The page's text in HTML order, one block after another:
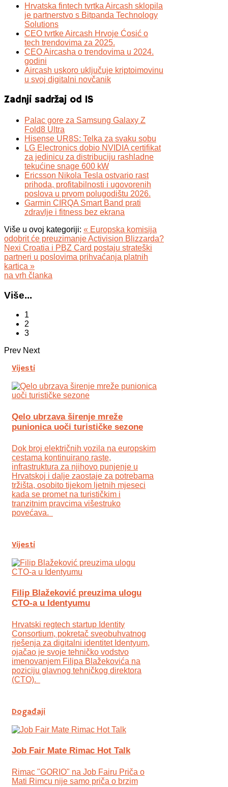
Hrvatska fintech tvrtka Aircash sklopila
je partnerstvo s Bitpanda Technology
Solutions
CEO tvrtke Aircash Hrvoje Ćosić o
tech trendovima za 2025.
CEO Aircasha o trendovima u 2024.
godini
Aircash uskoro uključuje kriptoimovinu
u svoj digitalni novčanik
Zadnji sadržaj od IS
Palac gore za Samsung Galaxy Z
Fold8 Ultra
Hisense UR8S: Telka za svaku sobu
LG Electronics dobio NVIDIA certifikat
za jedinicu za distribuciju rashladne
tekućine snage 600 kW
Ericsson Nikola Tesla ostvario rast
prihoda, profitabilnosti i ugovorenih
poslova u prvom polugodištu 2026.
Garmin CIRQA Smart Band prati
zdravlje i fitness bez ekrana
Više u ovoj kategoriji: « Europska komisija
odobrit će preuzimanje Activision Blizzarda?
Nexi Croatia i PBZ Card postaju strateški
partneri u poslovima prihvaćanja platnih
kartica »
na vrh članka
Više...
1
2
3
Prev Next
Vijesti
Qelo ubrzava širenje mreže
punionica uoči turističke sezone
Dok broj električnih vozila na europskim
cestama kontinuirano raste,
infrastruktura za njihovo punjenje u
Hrvatskoj i dalje zaostaje za potrebama
tržišta, osobito tijekom ljetnih mjeseci
kada se promet na turističkim i
tranzitnim pravcima višestruko
povećava.
Vijesti
Filip Blažeković preuzima ulogu
CTO-a u Identyumu
Hrvatski regtech startup Identity
Consortium, pokretač sveobuhvatnog
rješenja za digitalni identitet Identyum,
ojаčao je svoje tehničko vodstvo
imenovanjem Filipa Blažekovića na
poziciju glavnog tehničkog direktora
(CTO).
Događaji
Job Fair Mate Rimac Hot Talk
Rimac "GORIO" na Job Fairu Priča o
Mati Rimcu nije samo priča o brzim